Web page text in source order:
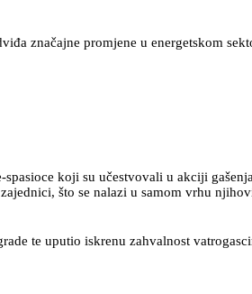
značajne promjene u energetskom
koji su učestvovali u akciji
što se nalazi u samom vrhu
te uputio iskrenu zahvalnost